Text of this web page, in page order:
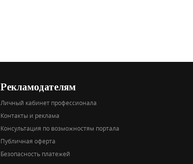
Рекламодателям
Личный кабинет профессионала
Контакты и реклама
Консультация по возможностям портала
Публичная оферта
Безопасность платежей